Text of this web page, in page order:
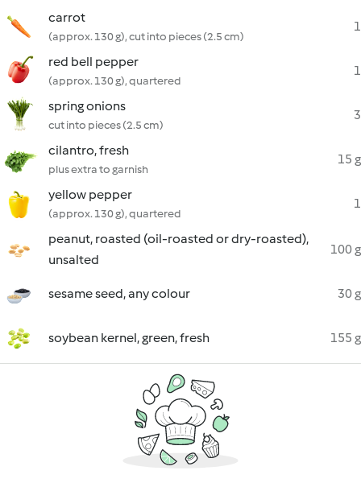
carrot
(approx. 130 g), cut into pieces (2.5 cm)
1
red bell pepper
(approx. 130 g), quartered
1
spring onions
cut into pieces (2.5 cm)
3
cilantro, fresh
plus extra to garnish
15 g
yellow pepper
(approx. 130 g), quartered
1
peanut, roasted (oil-roasted or dry-roasted),
unsalted
100 g
sesame seed, any colour 30 g
soybean kernel, green, fresh 155 g